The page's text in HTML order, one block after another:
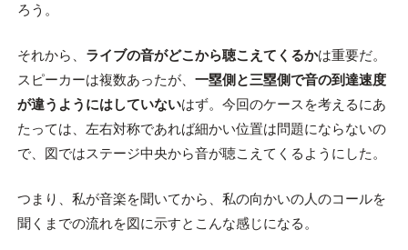
ろう。
それから、 ライブの音がどこから聴こえてくるかは重要だ。
スピーカーは複数あったが、 一塁側と三塁側で音の到達速度
が違うようにはしていないはず。今回のケースを考えるにあ
たっては、左右対称であれば細かい位置は問題にならないの
で、図ではステージ中央から音が聴こえてくるようにした。
つまり、私が音楽を聞いてから、私の向かいの人のコールを
聞くまでの流れを図に示すとこんな感じになる。